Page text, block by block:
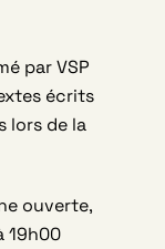
par VSP
écrits
lors de la
ouverte,
19h00